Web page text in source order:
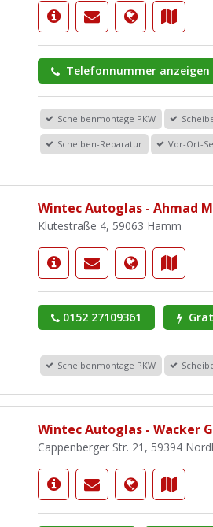
Telefonnummer anzeigen
Scheibenmontage PKW
Scheiben-Reparatur Vor-Ort-
Wintec Autoglas - Ahmad
Klutestraße 4, 59063 Hamm
0152 27109361
Scheibenmontage PKW
Wintec Autoglas - Wacker
Cappenberger Str. 21, 59394